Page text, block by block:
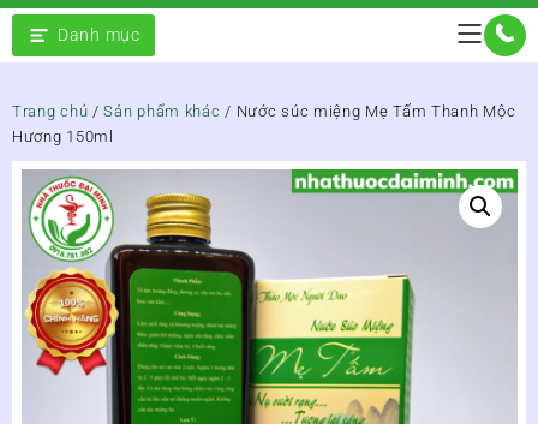
Danh mục
Trang chủ /Sản phẩm khác / Nước súc miệng Mẹ Tấm Thanh Mộc
Hương 150ml